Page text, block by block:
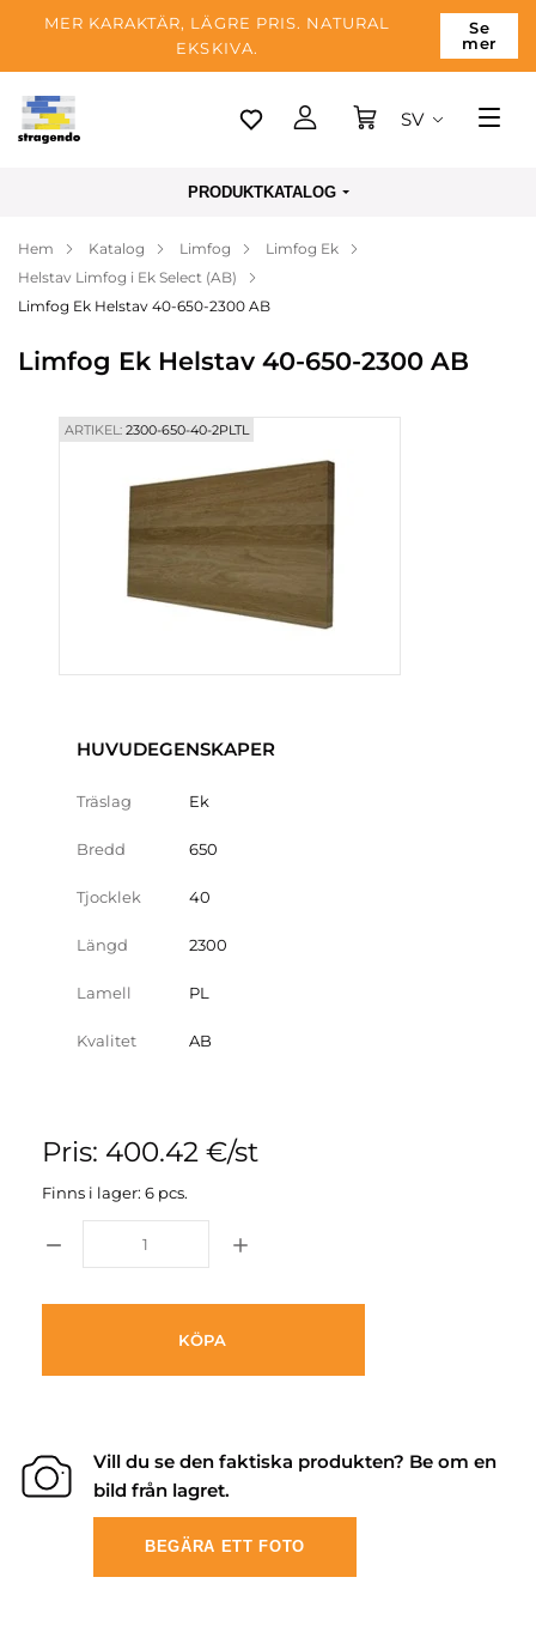
MER KARAKTÄR, LÄGRE PRIS. NATURAL
EKSKIVA.
Se
mer
Tallinn
Betalning
Om företaget
Blogg
SV
PRODUKTKATALOG
Hem Katalog Limfog
Limfog Ek
Helstav Limfog i Ek Select (AB)
Limfog Ek Helstav 40-650-2300 AB
Limfog Ek Helstav 40-650-2300 AB
ARTIKEL:2300-650-40-2PLTL
HUVUDEGENSKAPER
Träslag Ek
Bredd 650
Tjocklek 40
Längd 2300
Lamell PL
Kvalitet AB
Pris: 400.42 €/st
Finns i lager: 6 pcs.
KÖPA
Vill du se den faktiska produkten? Be om en
bild från lagret.
BEGÄRA ETT FOTO